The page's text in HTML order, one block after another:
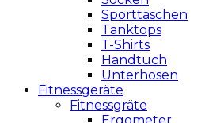
Sporttaschen
Tanktops
T-Shirts
Handtuch
Unterhosen
Fitnessgeräte
Fitnessgräte